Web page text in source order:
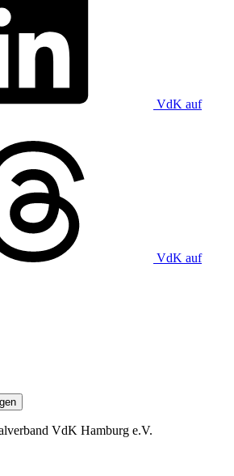
VdK auf
VdK auf
VdK Hamburg e.V.